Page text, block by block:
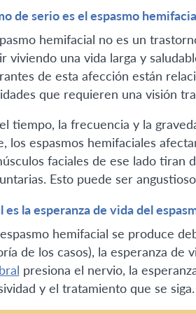
de serio es el espasmo
hemifacial no es un
viviendo una vida larga y
de esta afección están
que requieren una visión
tiempo, la frecuencia y la
los espasmos hemifaciales
faciales de ese lado tiran
Esto puede ser
es la esperanza de vida del
hemifacial se produce
de los casos), la esperanza
presiona el nervio, la
y el tratamiento que se siga.